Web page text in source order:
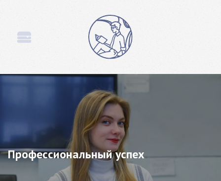
Профессиональный успех